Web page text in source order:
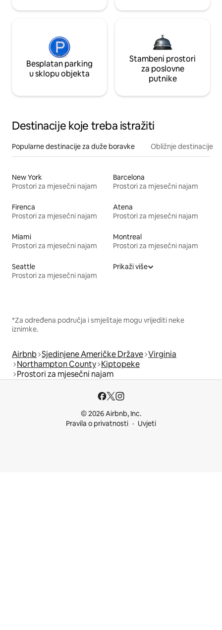
Besplatan parking
u sklopu objekta
Stambeni prostori
za poslovne
putnike
Destinacije koje treba istražiti
Popularne destinacije za duže boravke Obližnje destinacije
New York
Prostori za mjesečni najam
Barcelona
Prostori za mjesečni najam
Firenca
Prostori za mjesečni najam
Atena
Prostori za mjesečni najam
Miami
Prostori za mjesečni najam
Montreal
Prostori za mjesečni najam
Seattle
Prostori za mjesečni najam
Prikaži više
*Za određena područja i smještaje mogu vrijediti neke
iznimke.
Airbnb Sjedinjene Američke Države Virginia
Northampton County Kiptopeke
Prostori za mjesečni najam
© 2026 Airbnb, Inc.
Pravila o privatnosti
Uvjeti